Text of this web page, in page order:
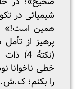
شیمیائی در
همین است!»
پرهیز از تأمل
(نکتۀ
خطی ناخوانا
را بکنم؛